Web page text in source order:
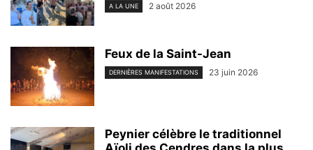
A LA UNE 2 août 2026
Feux de la Saint-Jean
DERNIÈRES MANIFESTATIONS 23 juin 2026
Peynier célèbre le traditionnel